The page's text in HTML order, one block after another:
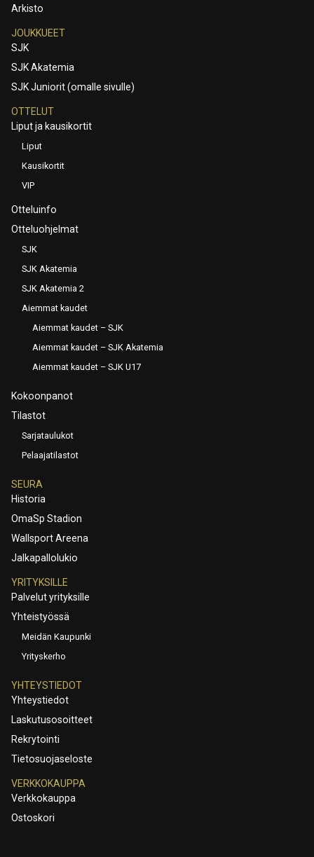
Arkisto
JOUKKUEET
SJK
SJK Akatemia
SJK Juniorit (omalle sivulle)
OTTELUT
Liput ja kausikortit
Liput
Kausikortit
VIP
Otteluinfo
Otteluohjelmat
SJK
SJK Akatemia
SJK Akatemia 2
Aiemmat kaudet
Aiemmat kaudet – SJK
Aiemmat kaudet – SJK Akatemia
Aiemmat kaudet – SJK U17
Kokoonpanot
Tilastot
Sarjataulukot
Pelaajatilastot
SEURA
Historia
OmaSp Stadion
Wallsport Areena
Jalkapallolukio
YRITYKSILLE
Palvelut yrityksille
Yhteistyössä
Meidän Kaupunki
Yrityskerho
YHTEYSTIEDOT
Yhteystiedot
Laskutusosoitteet
Rekrytointi
Tietosuojaseloste
VERKKOKAUPPA
Verkkokauppa
Ostoskori